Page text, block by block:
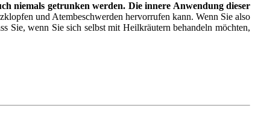
niemals getrunken werden. Die innere Anwendung dieser
und Atembeschwerden hervorrufen kann. Wenn Sie also
Sie, wenn Sie sich selbst mit Heilkräutern behandeln möchten,